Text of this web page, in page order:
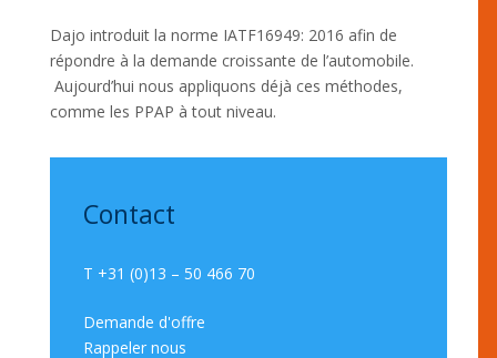
Dajo introduit la norme IATF16949: 2016 afin de
répondre à la demande croissante de l’automobile.
Aujourd’hui nous appliquons déjà ces méthodes,
comme les PPAP à tout niveau.
Contact
T +31 (0)13 – 50 466 70
Demande d'offre
Rappeler nous